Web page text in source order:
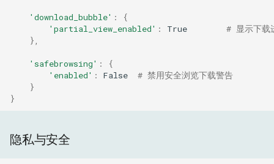
'download_bubble' :
{
'partial_view_enabled' : True
# 显示下载
},
'safebrowsing' :
{
'enabled' : False
# 禁用安全浏览下载警告
}
}
隐私与安全